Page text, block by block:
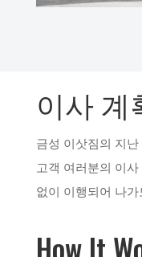
이사 계
금성 이삿짐의 지
고객 여러분의 이
없이 이행되어 나
How It